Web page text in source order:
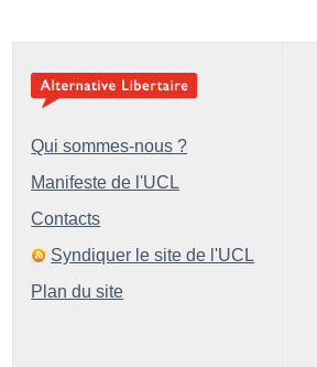
Qui sommes-nous ?
Manifeste de l'UCL
Contacts
Syndiquer le site de l'UCL
Plan du site